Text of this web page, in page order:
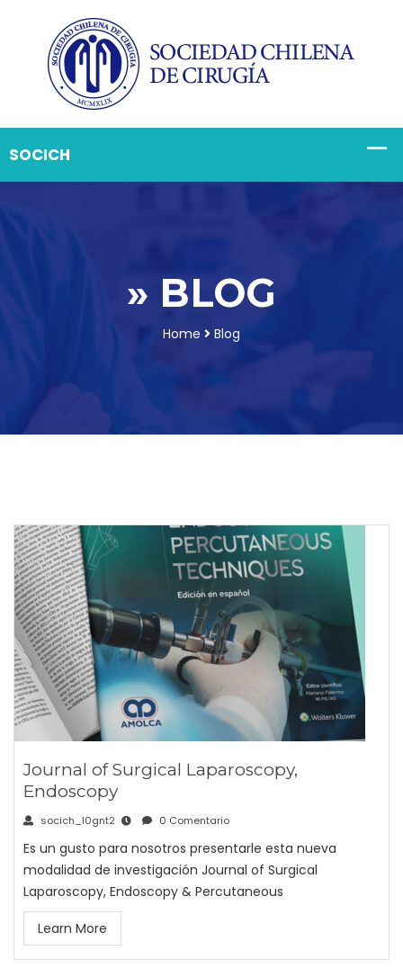
» BLOG
Home Blog
Journal of Surgical Laparoscopy,
Endoscopy
socich_l0gnt2 0 Comentario
Es un gusto para nosotros presentarle esta nueva
modalidad de investigación Journal of Surgical
Laparoscopy, Endoscopy & Percutaneous
Learn More